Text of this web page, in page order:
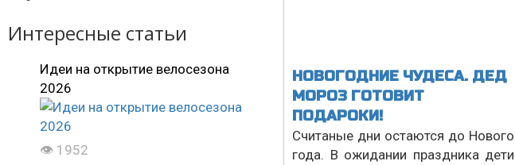
Интересные статьи
Идеи на открытие велосезона
2026
👁 1952
НОВОГОДНИЕ ЧУДЕСА. ДЕД
МОРОЗ ГОТОВИТ
ПОДАРОКИ!
Считаные дни остаются до Нового
года. В ожидании праздника дети